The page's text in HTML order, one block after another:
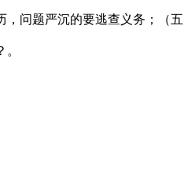
问题严沉的要逃查义务；（